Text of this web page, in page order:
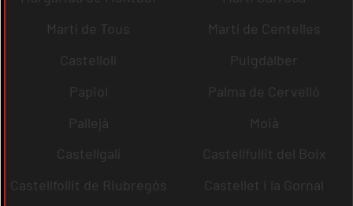
Martí de Tous
Martí de Centelles
Castellolí
Puigdàlber
Papiol
Palma de Cervelló
Pallejà
Moià
Castellgalí
Castellfullit del Boix
Castellfollit de Riubregós
Castellet i la Gornal